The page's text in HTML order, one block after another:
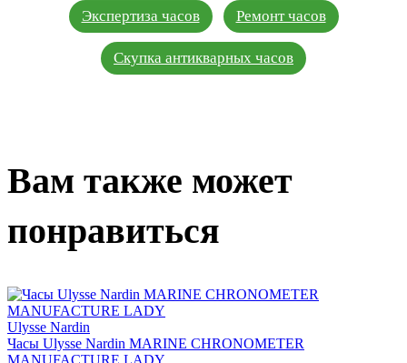
Экспертиза часов Ремонт часов
Скупка антикварных часов
Вам также может
понравиться
Ulysse Nardin
Часы Ulysse Nardin MARINE CHRONOMETER
MANUFACTURE LADY